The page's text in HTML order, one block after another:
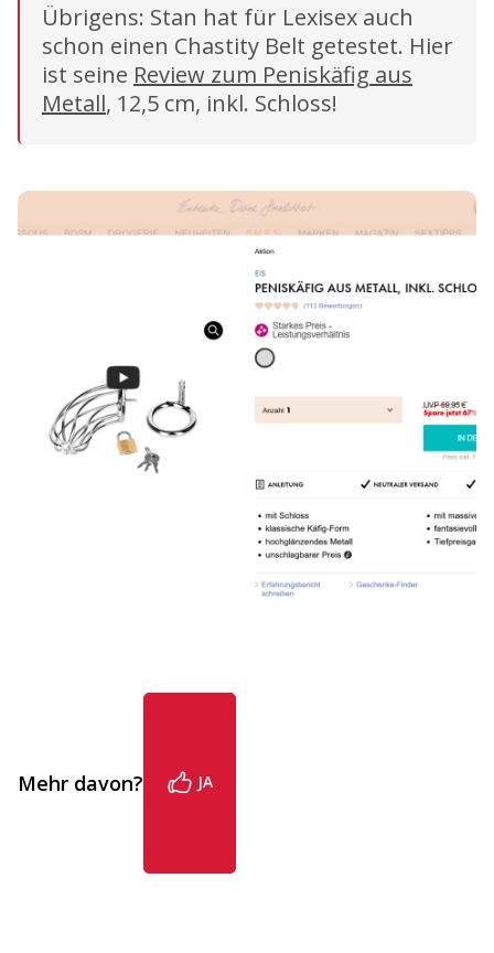
Übrigens: Stan hat für Lexisex auch
schon einen Chastity Belt getestet. Hier
ist seine Review zum Peniskäfig aus
Metall, 12,5 cm, inkl. Schloss!
Mehr davon? JA